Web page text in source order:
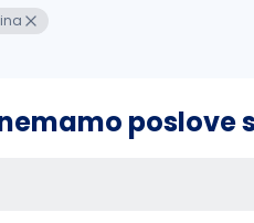
poslove